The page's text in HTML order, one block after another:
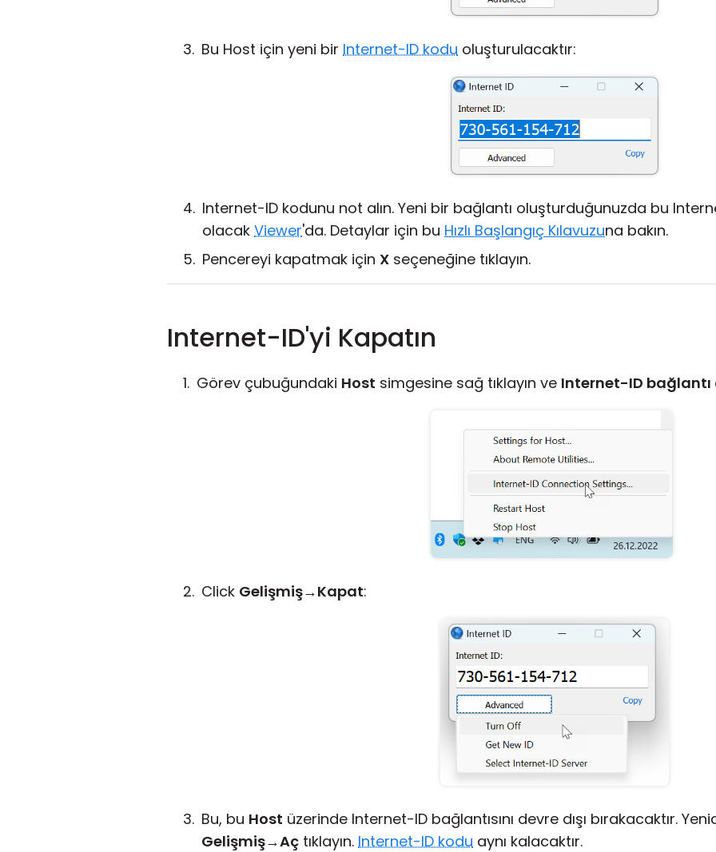
Bu Host için yeni bir Internet-ID kodu oluşturulacaktır:
Internet-ID kodunu not alın. Yeni bir bağlantı oluşturduğunuzda bu
olacak Viewer'da. Detaylar için bu Hızlı Başlangıç Kılavuzuna bakın.
Pencereyi kapatmak için X seçeneğine tıklayın.
Internet-ID'yi Kapatın
Görev çubuğundaki Host simgesine sağ tıklayın ve Internet-ID bağlantı
Click Gelişmiş→Kapat:
Bu, bu Host üzerinde Internet-ID bağlantısını devre dışı bırakacaktır.
Gelişmiş→Aç tıklayın. Internet-ID kodu aynı kalacaktır.